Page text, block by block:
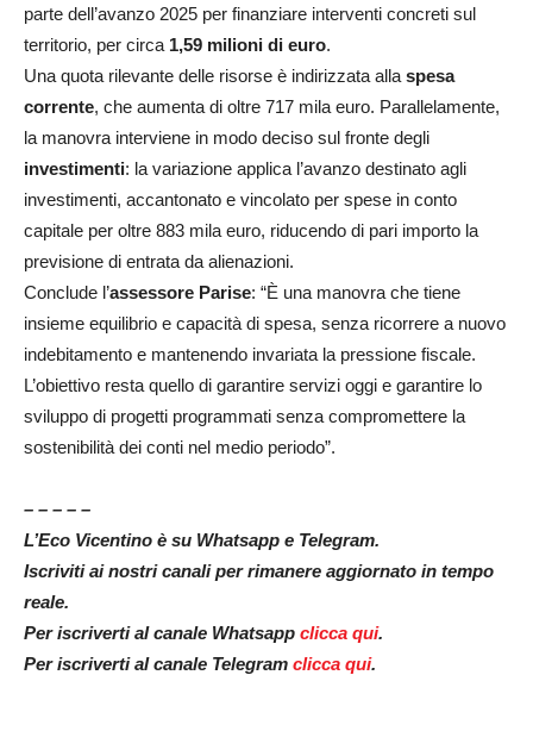
parte dell’avanzo 2025 per finanziare interventi concreti sul
territorio, per circa 1,59 milioni di euro.
Una quota rilevante delle risorse è indirizzata alla spesa
corrente, che aumenta di oltre 717 mila euro. Parallelamente,
la manovra interviene in modo deciso sul fronte degli
investimenti: la variazione applica l’avanzo destinato agli
investimenti, accantonato e vincolato per spese in conto
capitale per oltre 883 mila euro, riducendo di pari importo la
previsione di entrata da alienazioni.
Conclude l’assessore Parise: “È una manovra che tiene
insieme equilibrio e capacità di spesa, senza ricorrere a nuovo
indebitamento e mantenendo invariata la pressione fiscale.
L’obiettivo resta quello di garantire servizi oggi e garantire lo
sviluppo di progetti programmati senza compromettere la
sostenibilità dei conti nel medio periodo”.
– – – – –
L’Eco Vicentino è su Whatsapp e Telegram.
Iscriviti ai nostri canali per rimanere aggiornato in tempo
reale.
Per iscriverti al canale Whatsapp clicca qui.
Per iscriverti al canale Telegram clicca qui.